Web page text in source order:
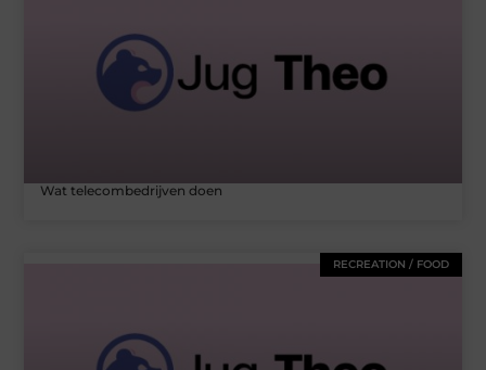
Wat telecombedrijven doen
RECREATION / FOOD